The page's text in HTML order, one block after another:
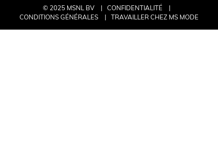
© 2025 MSNL BV
CONFIDENTIALITÉ
CONDITIONS GÉNÉRALES
TRAVAILLER CHEZ MS MODE